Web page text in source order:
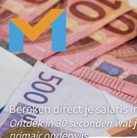
Bereken direct je salaris
Ontdek in 30 seconden wat